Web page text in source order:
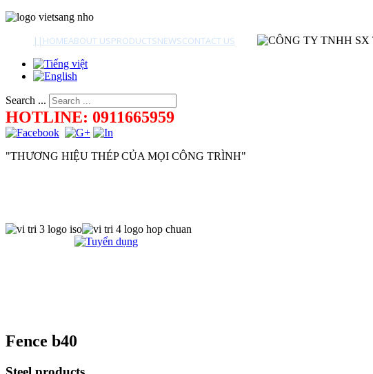
|| HOMEABOUT USPRODUCTSNEWSCONTACT US
Search ...
HOTLINE: 0911665959
"THƯƠNG HIỆU THÉP CỦA MỌI CÔNG TRÌNH"
Fence b40